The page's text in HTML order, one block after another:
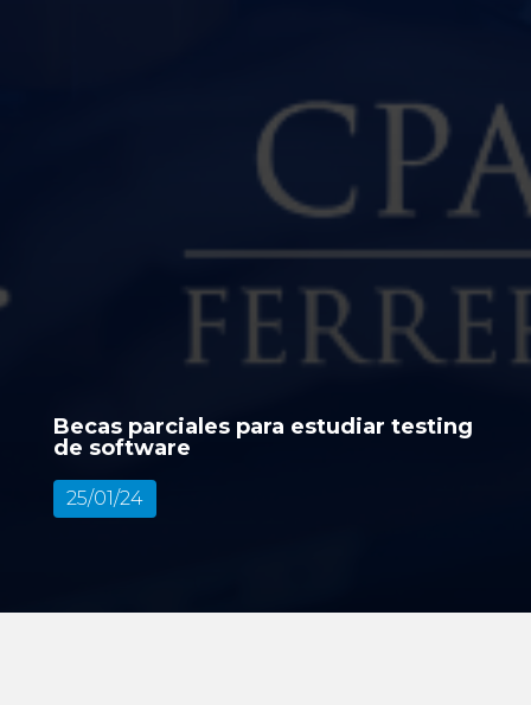
Becas parciales para estudiar testing
de software
25/01/24